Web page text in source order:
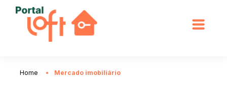
Home Mercado imobiliário